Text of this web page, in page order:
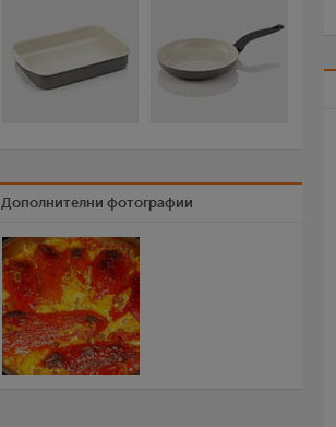
Дополнителни фотографии